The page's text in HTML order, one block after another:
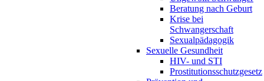
Beratung nach Geburt
Krise bei
Schwangerschaft
Sexualpädagogik
Sexuelle Gesundheit
HIV- und STI
Prostitutionsschutzgesetz